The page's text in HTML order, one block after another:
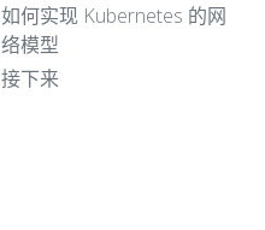
如何实现 Kubernetes 的网
络模型
接下来